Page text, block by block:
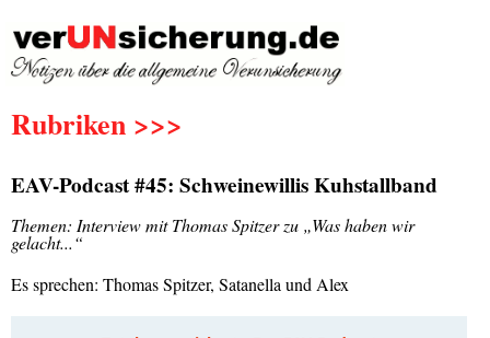
Rubriken >>>
EAV-Podcast #45: Schweinewillis Kuhstallband
Themen: Interview mit Thomas Spitzer zu „Was haben wir
gelacht...“
Es sprechen: Thomas Spitzer, Satanella und Alex